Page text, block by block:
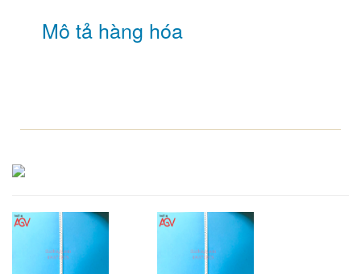
Mô tả hàng hóa